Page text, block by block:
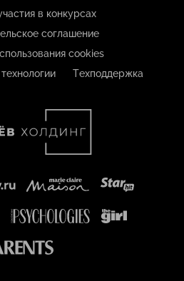
в конкурсах
соглашение
cookies
Техподдержка